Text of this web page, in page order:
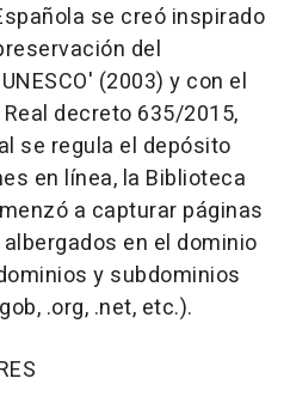
se creó inspirado
del
(2003) y con el
decreto 635/2015,
se regula el depósito
en línea, la Biblioteca
a capturar páginas
en el dominio
y subdominios
.org, .net, etc.).